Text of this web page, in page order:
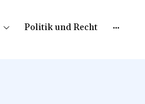
Politik und Recht